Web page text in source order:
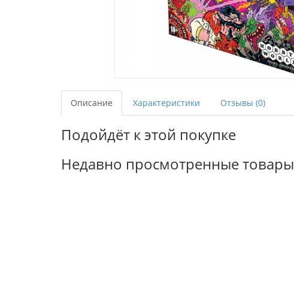
Описание Характеристики Отзывы (0)
Подойдёт к этой покупке
Недавно просмотренные товары